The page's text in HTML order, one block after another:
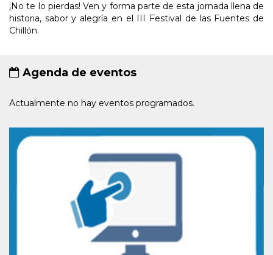
¡No te lo pierdas! Ven y forma parte de esta jornada llena de
historia, sabor y alegría en el III Festival de las Fuentes de
Chillón.
Agenda de eventos
Actualmente no hay eventos programados.